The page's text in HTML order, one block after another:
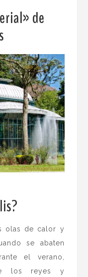
de
olas de calor y
se abaten
el verano,
los reyes y